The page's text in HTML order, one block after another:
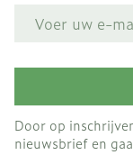
Door op
nieuwsbrief en